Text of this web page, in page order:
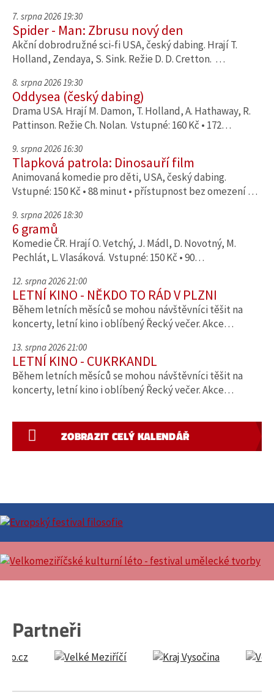
7. srpna 2026 19:30
Spider - Man: Zbrusu nový den
Akční dobrodružné sci-fi USA, český dabing. Hrají T.
Holland, Zendaya, S. Sink. Režie D. D. Cretton. …
8. srpna 2026 19:30
Oddysea (český dabing)
Drama USA. Hrají M. Damon, T. Holland, A. Hathaway, R.
Pattinson. Režie Ch. Nolan. Vstupné: 160 Kč • 172…
9. srpna 2026 16:30
Tlapková patrola: Dinosauří film
Animovaná komedie pro děti, USA, český dabing.
Vstupné: 150 Kč • 88 minut • přístupnost bez omezení …
9. srpna 2026 18:30
6 gramů
Komedie ČR. Hrají O. Vetchý, J. Mádl, D. Novotný, M.
Pechlát, L. Vlasáková. Vstupné: 150 Kč • 90…
12. srpna 2026 21:00
LETNÍ KINO - NĚKDO TO RÁD V PLZNI
Během letních měsíců se mohou návštěvníci těšit na
koncerty, letní kino i oblíbený Řecký večer. Akce…
13. srpna 2026 21:00
LETNÍ KINO - CUKRKANDL
Během letních měsíců se mohou návštěvníci těšit na
koncerty, letní kino i oblíbený Řecký večer. Akce…
ZOBRAZIT CELÝ KALENDÁŘ
Partneři